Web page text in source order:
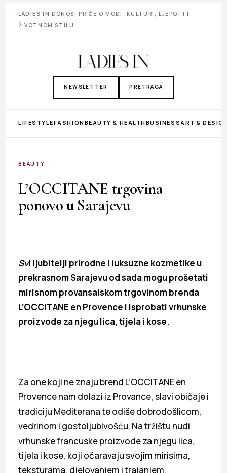
LADIES IN DONOSI PRIČE O MODI, KULTURI, LJEPOTI I
ŽIVOTNOM STILU
NEWSLETTER PRETRAGA
LIFESTYLEFASHIONBEAUTY & HEALTHBUSINESS ART &
BEAUTY
L’OCCITANE trgovina
ponovo u Sarajevu
Svi ljubitelji prirodne i luksuzne kozmetike u
prekrasnom Sarajevu od sada mogu prošetati
mirisnom provansalskom trgovinom brenda
L’OCCITANE en Provence i isprobati vrhunske
proizvode za njegu lica, tijela i kose.
Za one koji ne znaju brend L’OCCITANE en
Provence nam dolazi iz Provance, slavi običaje i
tradiciju Mediterana te odiše dobrodošlicom,
vedrinom i gostoljubivošću. Na tržištu nudi
vrhunske francuske proizvode za njegu lica,
tijela i kose, koji očaravaju svojim mirisima,
teksturama, djelovanjem i trajanjem.